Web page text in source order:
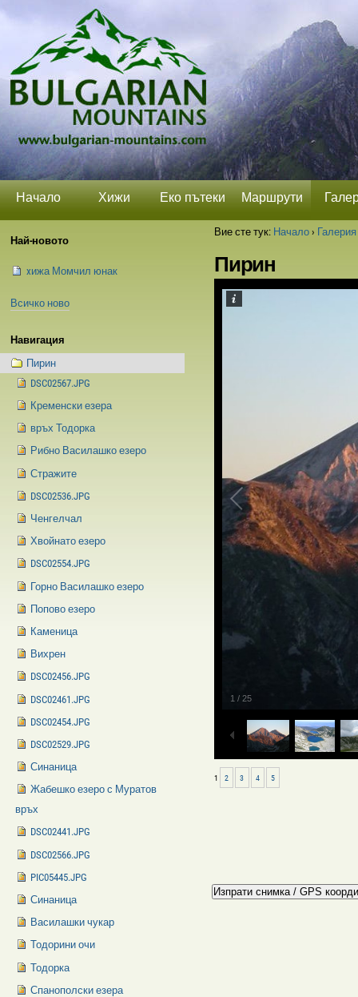
Начало Хижи Еко пътеки Маршрути
Вие сте тук: Начало › Галерия
Пирин
1 /25
1 2 3 4 5
Най-новото
xижа Момчил юнак
Всичко ново
Навигация
Пирин
DSC02567.JPG
Кременски езера
връх Тодорка
Рибно Василашко езеро
Стражите
DSC02536.JPG
Ченгелчал
Хвойнато езеро
DSC02554.JPG
Горно Василашко езеро
Попово езеро
Каменица
Вихрен
DSC02456.JPG
DSC02461.JPG
DSC02454.JPG
DSC02529.JPG
Синаница
Жабешко езеро с Муратов
връх
DSC02441.JPG
DSC02566.JPG
PIC05445.JPG
Синаница
Василашки чукар
Тодорини очи
Тодорка
Спанополски езера